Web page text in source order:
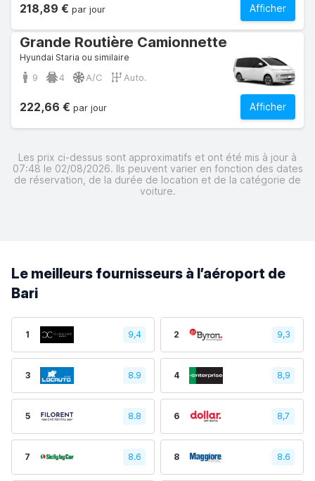
Afficher
218,89 € par jour
Grande Routière Camionnette
Hyundai Staria ou similaire
9 4 A/C Auto.
Afficher
222,66 € par jour
Les prix ci-dessus sont approximatifs et ont été mis à jour à
07:48 le 02/08/2026. Ils peuvent varier en fonction des dates
de réservation, de la durée de location et de la catégorie de
voiture.
Le meilleurs fournisseurs à l’aéroport de
Bari
1 9,4 2 9,3
3 8.9 4 8,9
5 8.8 6 8,7
7 8.6 8 8.6